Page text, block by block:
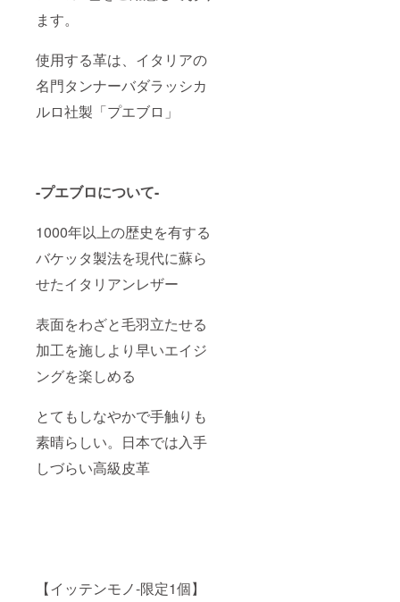
ます。
使用する革は、イタリアの
名門タンナーバダラッシカ
ルロ社製「プエブロ」
-プエブロについて-
1000年以上の歴史を有する
バケッタ製法を現代に蘇ら
せたイタリアンレザー
表面をわざと毛羽立たせる
加工を施しより早いエイジ
ングを楽しめる
とてもしなやかで手触りも
素晴らしい。日本では入手
しづらい高級皮革
【イッテンモノ-限定1個】